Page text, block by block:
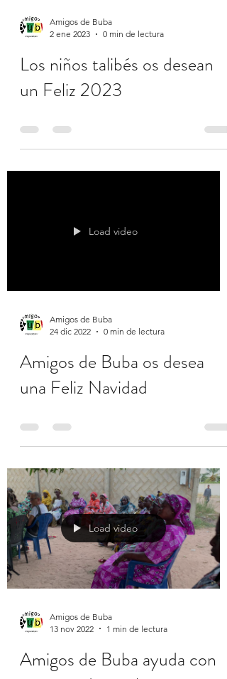
Amigos de Buba
2 ene 2023
0 min de lectura
Los niños talibés os desean
un Feliz 2023
Amigos de Buba
24 dic 2022
0 min de lectura
Amigos de Buba os desea
una Feliz Navidad
Load video
Amigos de Buba
13 nov 2022
1 min de lectura